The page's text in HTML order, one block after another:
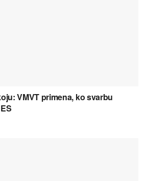
VMVT primena, ko svarbu